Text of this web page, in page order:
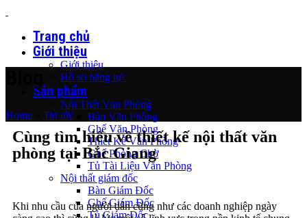
Trang chủ
Giới thiệu
Giới thiệu
Hồ sơ năng lực
Sản phẩm
Nội Thất Văn Phòng
Bàn Văn Phòng
Ghế Văn Phòng
Thiết Kế Văn Phòng
Ghế Phòng Chờ
Tủ Tài Liệu Văn Phòng
Nội thất giám đốc
Bàn Giám Đốc
Ghế Giám Đốc
Tủ Giám Đốc
Blog
Home Tin tức
Cùng tìm hiểu về thiết kế nội thất văn
phòng tại Bắc Giang
Khi nhu cầu của người dân cũng như các doanh nghiệp ngày